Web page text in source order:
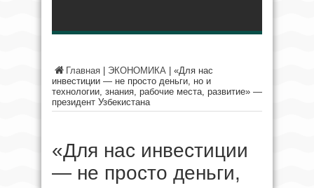
Главная ЭКОНОМИКА
«Для нас
инвестиции — не просто деньги, но и
технологии, знания, рабочие места, развитие» —
президент Узбекистана
«Для нас инвестиции
— не просто деньги,